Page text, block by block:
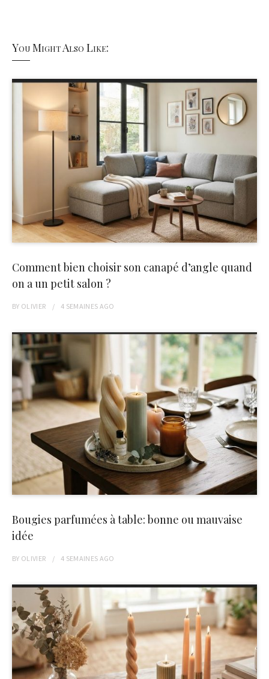
You Might Also Like:
Comment bien choisir son canapé d’angle quand
on a un petit salon ?
BY OLIVIER 4 SEMAINES AGO
Bougies parfumées à table: bonne ou mauvaise
idée
BY OLIVIER 4 SEMAINES AGO